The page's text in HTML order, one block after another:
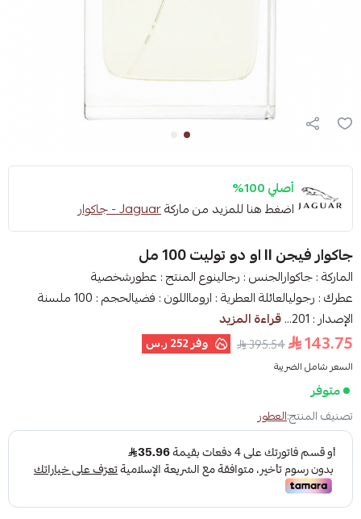
أصلي 100%
اضغط هنا للمزيد من ماركةJaguar - جاكوار
جاكوار فيجن II او دو توليت 100 مل
الماركة : جاكوارالجنس : رجالينوع المنتج : عطورشخصية
عطرك : رجوليالعائلة العطرية : ارومااللون : فضيالحجم : 100 ملسنة
الإصدار : 201...
قراءة المزيد
143.75
395.54 وفر252 ر.س
السعر شامل الضريبة
متوفر
تصنيف المنتج:العطور